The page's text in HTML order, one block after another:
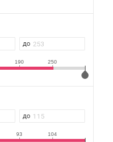
190 250
93 104